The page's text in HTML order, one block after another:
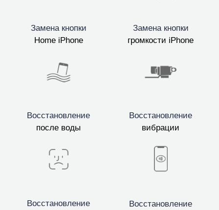
Замена кнопки
Home iPhone
Замена кнопки
громкости iPhone
Восстановление
после воды
Восстановление
вибрации
Восстановление
Восстановление